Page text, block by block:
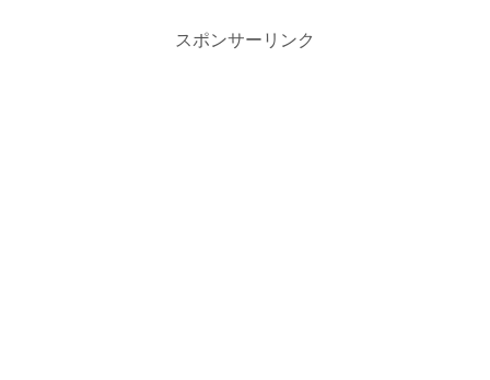
スポンサーリンク